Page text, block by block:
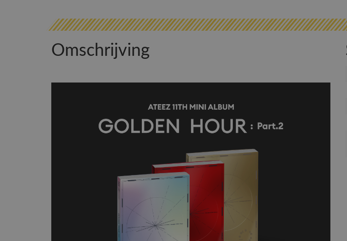
Omschrijving